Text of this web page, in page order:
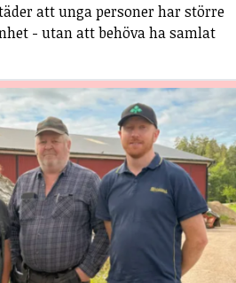
att unga personer har större
- utan att behöva ha samlat